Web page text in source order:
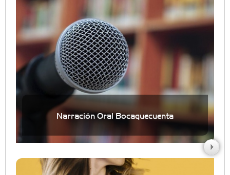
Narración Oral Bocaquecuenta